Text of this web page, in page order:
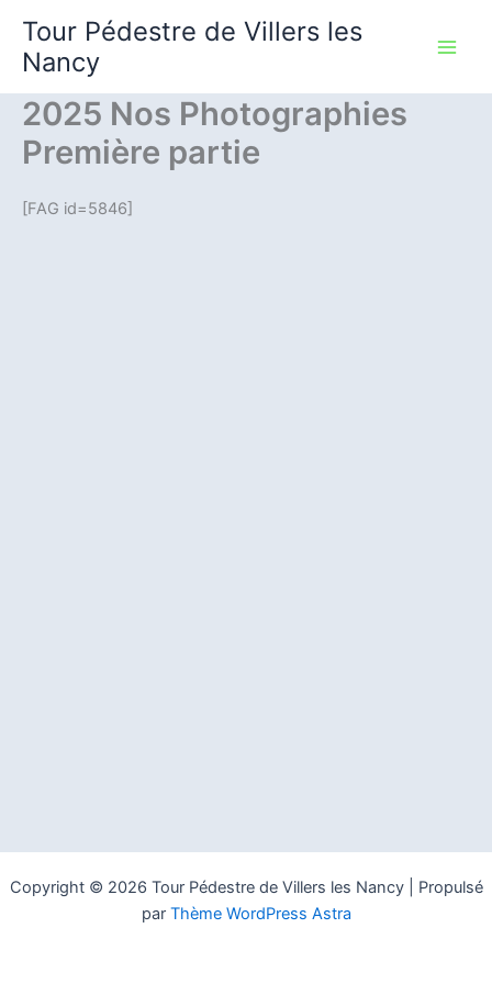
contenu
Tour Pédestre de Villers les
Nancy
2025 Nos Photographies
Première partie
[FAG id=5846]
Copyright © 2026 Tour Pédestre de Villers les Nancy | Propulsé
par Thème WordPress Astra